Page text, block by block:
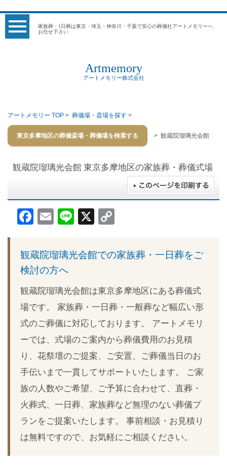
家族葬・1日葬は東京・埼玉・神奈川・千葉で安心の葬儀社アートメモリーへ
お任せ下さい
Artmemory
アートメモリー株式会社
アートメモリー TOP > 葬儀場・斎場を探す >
東京多摩地区の葬儀斎場・葬儀場を検索する > 観蔵院瑠璃光会館
観蔵院瑠璃光会館 東京多摩地区の家族葬・葬儀式場
Facebook
EmailLine
X
観蔵院瑠璃光会館での家族葬・一日葬をご
検討の方へ
観蔵院瑠璃光会館は東京多摩地区にある葬儀式
場です。 家族葬・一日葬・一般葬など幅広い形
式のご葬儀に対応しております。 アートメモリ
ーでは、式場のご案内から葬儀費用のお見積
り、花祭壇のご提案、ご安置、ご葬儀当日のお
手伝いまで一貫してサポートいたします。 ご家
族の人数やご希望、ご予算に合わせて、直葬・
火葬式、一日葬、家族葬など無理のない葬儀プ
ランをご提案いたします。 事前相談・お見積り
は無料ですので、お気軽にご相談ください。